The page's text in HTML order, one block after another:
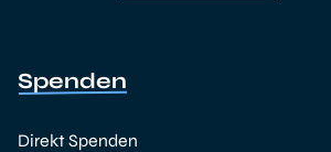
Spenden
Direkt Spenden